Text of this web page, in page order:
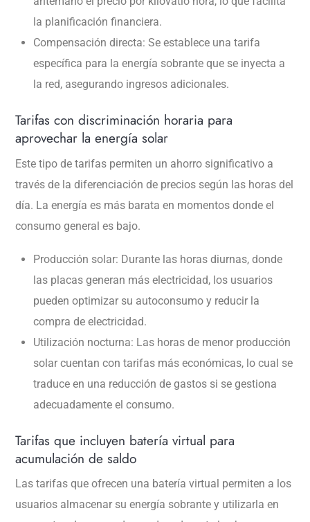
la planificación financiera.
Compensación directa: Se establece una tarifa
específica para la energía sobrante que se inyecta a
la red, asegurando ingresos adicionales.
Tarifas con discriminación horaria para
aprovechar la energía solar
Este tipo de tarifas permiten un ahorro significativo a
través de la diferenciación de precios según las horas del
día. La energía es más barata en momentos donde el
consumo general es bajo.
Producción solar: Durante las horas diurnas, donde
las placas generan más electricidad, los usuarios
pueden optimizar su autoconsumo y reducir la
compra de electricidad.
Utilización nocturna: Las horas de menor producción
solar cuentan con tarifas más económicas, lo cual se
traduce en una reducción de gastos si se gestiona
adecuadamente el consumo.
Tarifas que incluyen batería virtual para
acumulación de saldo
Las tarifas que ofrecen una batería virtual permiten a los
usuarios almacenar su energía sobrante y utilizarla en